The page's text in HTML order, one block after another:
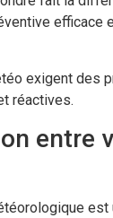
efficace
exigent des
réactives.
entre